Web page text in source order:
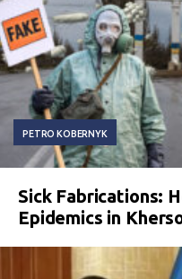
PETRO KOBERNYK
Sick Fabrications:
Epidemics in